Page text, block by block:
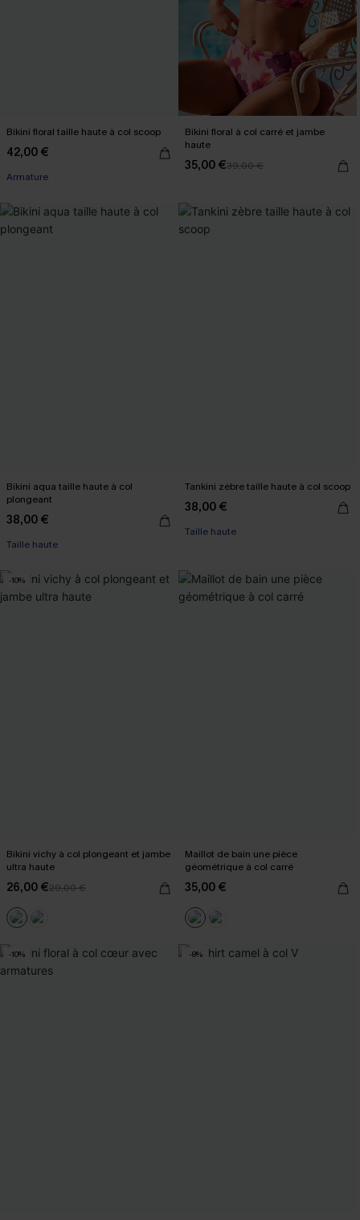
Bikini floral taille haute à col scoop
42,00 €
Armature
Bikini floral à col carré et jambe
haute
35,00 €39,00 €
Bikini aqua taille haute à col
plongeant
38,00 €
Taille haute
Tankini zèbre taille haute à col scoop
38,00 €
Taille haute
-10%
Bikini vichy à col plongeant et jambe
ultra haute
26,00 €29,00 €
Maillot de bain une pièce
géométrique à col carré
35,00 €
-10% -8%